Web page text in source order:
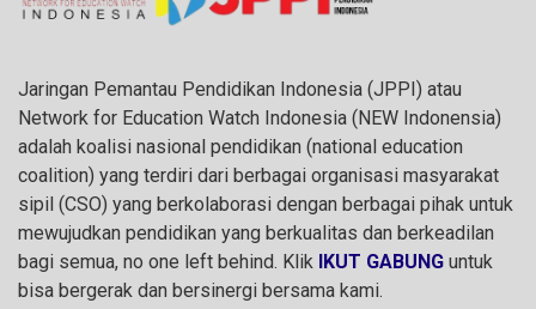
Jaringan Pemantau Pendidikan Indonesia (JPPI) atau
Network for Education Watch Indonesia (NEW Indonensia)
adalah koalisi nasional pendidikan (national education
coalition) yang terdiri dari berbagai organisasi masyarakat
sipil (CSO) yang berkolaborasi dengan berbagai pihak untuk
mewujudkan pendidikan yang berkualitas dan berkeadilan
bagi semua, no one left behind. Klik IKUT GABUNG untuk
bisa bergerak dan bersinergi bersama kami.